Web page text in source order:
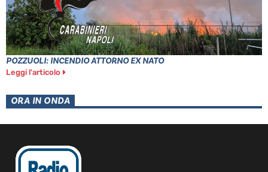
POZZUOLI: INCENDIO ATTORNO EX NATO
Leggi l'articolo
ORA IN ONDA